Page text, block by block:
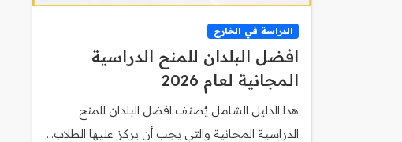
الدراسة في الخارج
افضل البلدان للمنح الدراسية
المجانية لعام 2026
هذا الدليل الشامل يُصنف افضل البلدان للمنح
الدراسية المجانية والتي يجب أن يركز عليها الطلاب...